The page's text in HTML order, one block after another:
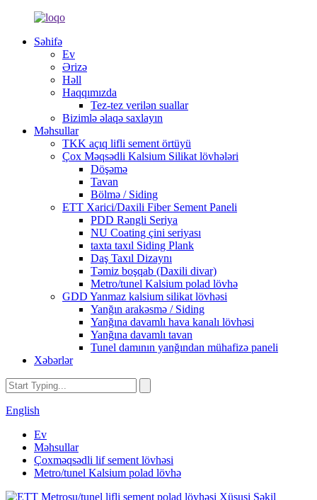
Səhifə
Ev
Ərizə
Həll
Haqqımızda
Tez-tez verilən suallar
Bizimlə əlaqə saxlayın
Məhsullar
TKK açıq lifli sement örtüyü
Çox Məqsədli Kalsium Silikat lövhələri
Döşəmə
Tavan
Bölmə / Siding
ETT Xarici/Daxili Fiber Sement Paneli
PDD Rəngli Seriya
NU Coating çini seriyası
taxta taxıl Siding Plank
Daş Taxıl Dizaynı
Təmiz boşqab (Daxili divar)
Metro/tunel Kalsium polad lövhə
GDD Yanmaz kalsium silikat lövhəsi
Yanğın arakəsmə / Siding
Yanğına davamlı hava kanalı lövhəsi
Yanğına davamlı tavan
Tunel damının yanğından mühafizə paneli
Xəbərlər
English
Ev
Məhsullar
Çoxməqsədli lif sement lövhəsi
Metro/tunel Kalsium polad lövhə